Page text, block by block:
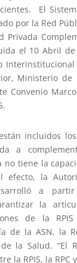
El
por la Red
Privada
el 10 Abril
Ministerio de
Convenio
incluidos
a
no tiene la
efecto, la
a
la
de la
de la ASN, la
la Salud. “El
la RPIS, la RPC